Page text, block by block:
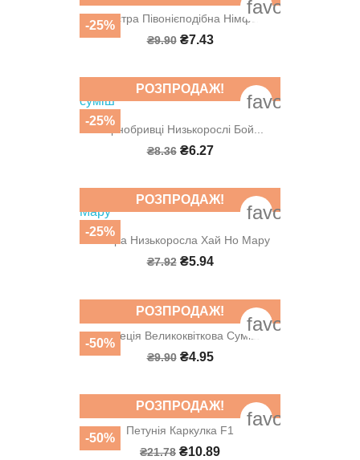
Айстра Півонієподібна Німфа
₴9.90 ₴7.43
-25%
Чорнобривці Низькорослі Бой...
₴8.36 ₴6.27
РОЗПРОДАЖ!
-25%
Айстра Низькоросла Хай Но Мару
₴7.92 ₴5.94
РОЗПРОДАЖ!
-25%
Годеція Великоквіткова Суміш
₴9.90 ₴4.95
РОЗПРОДАЖ!
-50%
Петунія Каркулка F1
₴21.78 ₴10.89
РОЗПРОДАЖ!
-50%